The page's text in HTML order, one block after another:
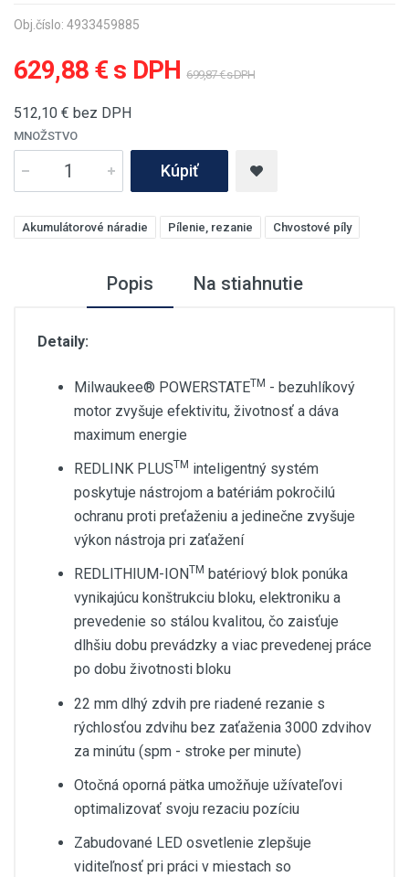
Obj.číslo: 4933459885
629,88 € s DPH 699,87 € s DPH
512,10 € bez DPH
MNOŽSTVO
Kúpiť
Akumulátorové náradie Pílenie, rezanie Chvostové píly
Popis Na stiahnutie
Detaily:
Milwaukee® POWERSTATETM - bezuhlíkový
motor zvyšuje efektivitu, životnosť a dáva
maximum energie
REDLINK PLUSTM inteligentný systém
poskytuje nástrojom a batériám pokročilú
ochranu proti preťaženiu a jedinečne zvyšuje
výkon nástroja pri zaťažení
REDLITHIUM-IONTM batériový blok ponúka
vynikajúcu konštrukciu bloku, elektroniku a
prevedenie so stálou kvalitou, čo zaisťuje
dlhšiu dobu prevádzky a viac prevedenej práce
po dobu životnosti bloku
22 mm dlhý zdvih pre riadené rezanie s
rýchlosťou zdvihu bez zaťaženia 3000 zdvihov
za minútu (spm - stroke per minute)
Otočná oporná pätka umožňuje užívateľovi
optimalizovať svoju rezaciu pozíciu
Zabudované LED osvetlenie zlepšuje
viditeľnosť pri práci v miestach so